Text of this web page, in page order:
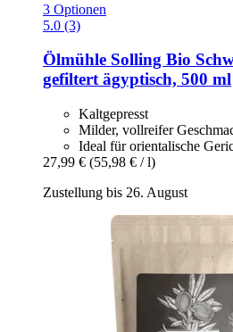
3 Optionen
5.0 (3)
Ölmühle Solling Bio
gefiltert ägyptisch, 500 ml
Kaltgepresst
Milder, vollreifer
Ideal für orientalische
27,99 € (55,98 € / l)
Zustellung bis 26. August